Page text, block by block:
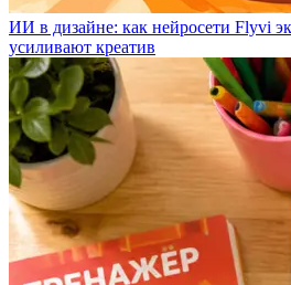
ИИ в дизайне: как нейросети Flyvi
усиливают креатив